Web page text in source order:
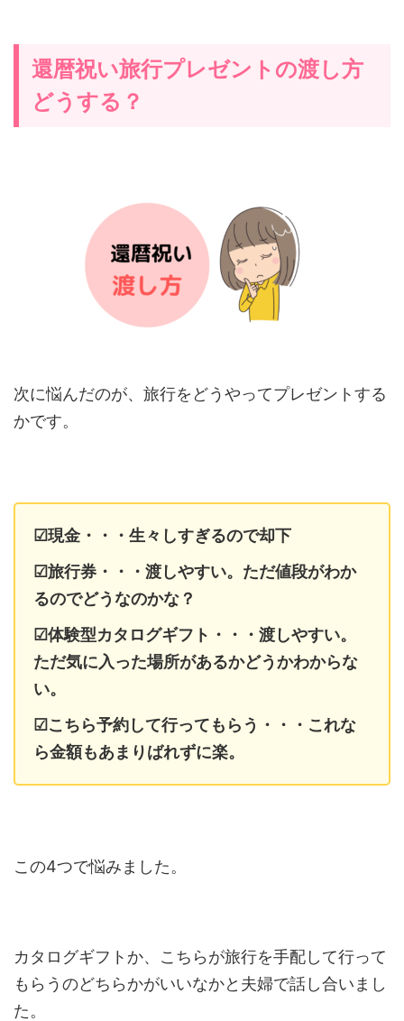
還暦祝い旅行プレゼントの渡し方
どうする？
次に悩んだのが、旅行をどうやってプレゼントする
かです。
☑現金・・・生々しすぎるので却下
☑旅行券・・・渡しやすい。ただ値段がわか
るのでどうなのかな？
☑体験型カタログギフト・・・渡しやすい。
ただ気に入った場所があるかどうかわからな
い。
☑こちら予約して行ってもらう・・・これな
ら金額もあまりばれずに楽。
この4つで悩みました。
カタログギフトか、こちらが旅行を手配して行って
もらうのどちらかがいいなかと夫婦で話し合いまし
た。